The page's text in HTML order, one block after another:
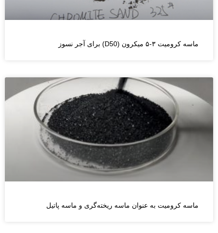
ماسه کرومیت ۳-۵ میکرون (D50) برای آجر نسوز
ماسه کرومیت به عنوان ماسه ریخته‌گری و ماسه پاتیل